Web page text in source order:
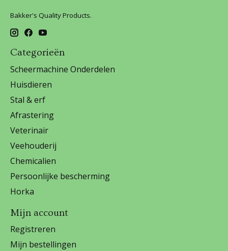
Bakker's Quality Products.
Categorieën
Scheermachine Onderdelen
Huisdieren
Stal & erf
Afrastering
Veterinair
Veehouderij
Chemicalien
Persoonlijke bescherming
Horka
Mijn account
Registreren
Mijn bestellingen